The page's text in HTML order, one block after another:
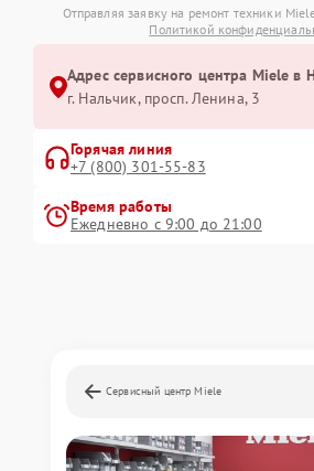
Отправляя заявку на ремонт техники
Политикой
Адрес сервисного центра Miele в
г. Нальчик, просп. Ленина, 3
Горячая линия
+7 (800) 301-55-83
Время работы
Ежедневно с 9:00 до 21:00
Сервисный центр Miele